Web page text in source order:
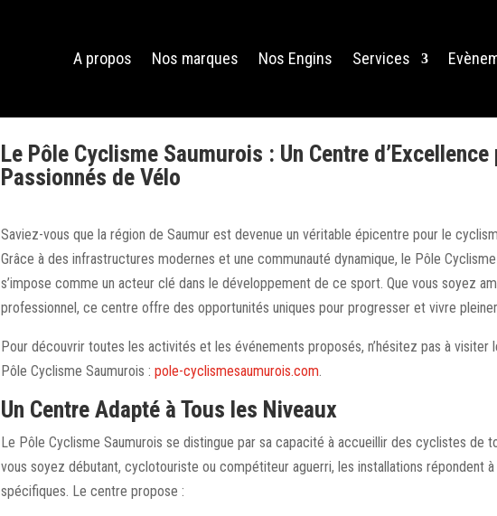
A propos Nos marques Nos Engins Services
Le Pôle Cyclisme Saumurois : Un Centre
Passionnés de Vélo
Saviez-vous que la région de Saumur est devenue un véritable épicentre pour le
Grâce à des infrastructures modernes et une communauté dynamique, le Pôle
s’impose comme un acteur clé dans le développement de ce sport. Que vous soyez
professionnel, ce centre offre des opportunités uniques pour progresser et vivre
Pour découvrir toutes les activités et les événements proposés, n’hésitez pas à visiter
Pôle Cyclisme Saumurois : pole-cyclismesaumurois.com.
Un Centre Adapté à Tous les Niveaux
Le Pôle Cyclisme Saumurois se distingue par sa capacité à accueillir des cyclistes de
vous soyez débutant, cyclotouriste ou compétiteur aguerri, les installations répondent
spécifiques. Le centre propose :